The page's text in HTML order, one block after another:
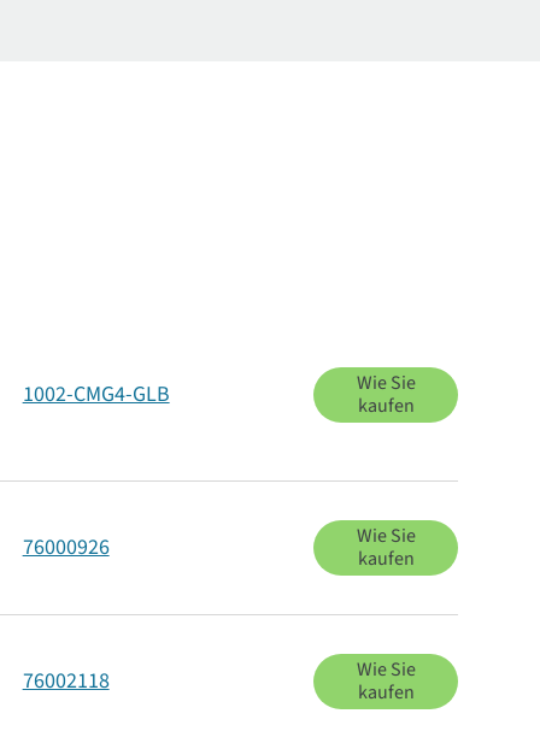
1002-CMG4-GLB
Wie Sie
kaufen
76000926
Wie Sie
kaufen
76002118
Wie Sie
kaufen